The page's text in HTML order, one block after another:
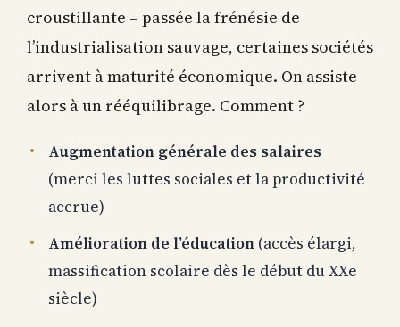
croustillante – passée la frénésie de
l’industrialisation sauvage, certaines sociétés
arrivent à maturité économique. On assiste
alors à un rééquilibrage. Comment ?
Augmentation générale des salaires
(merci les luttes sociales et la productivité
accrue)
Amélioration de l’éducation (accès élargi,
massification scolaire dès le début du XXe
siècle)